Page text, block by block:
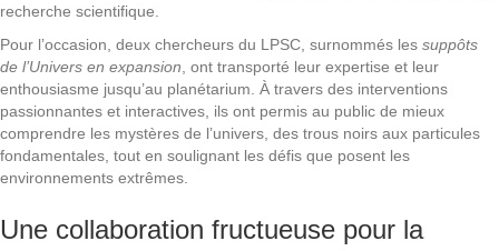
recherche scientifique.
Pour l’occasion, deux chercheurs du LPSC, surnommés les suppôts
de l’Univers en expansion , ont transporté leur expertise et leur
enthousiasme jusqu’au planétarium. À travers des interventions
passionnantes et interactives, ils ont permis au public de mieux
comprendre les mystères de l’univers, des trous noirs aux particules
fondamentales, tout en soulignant les défis que posent les
environnements extrêmes.
Une collaboration fructueuse pour la